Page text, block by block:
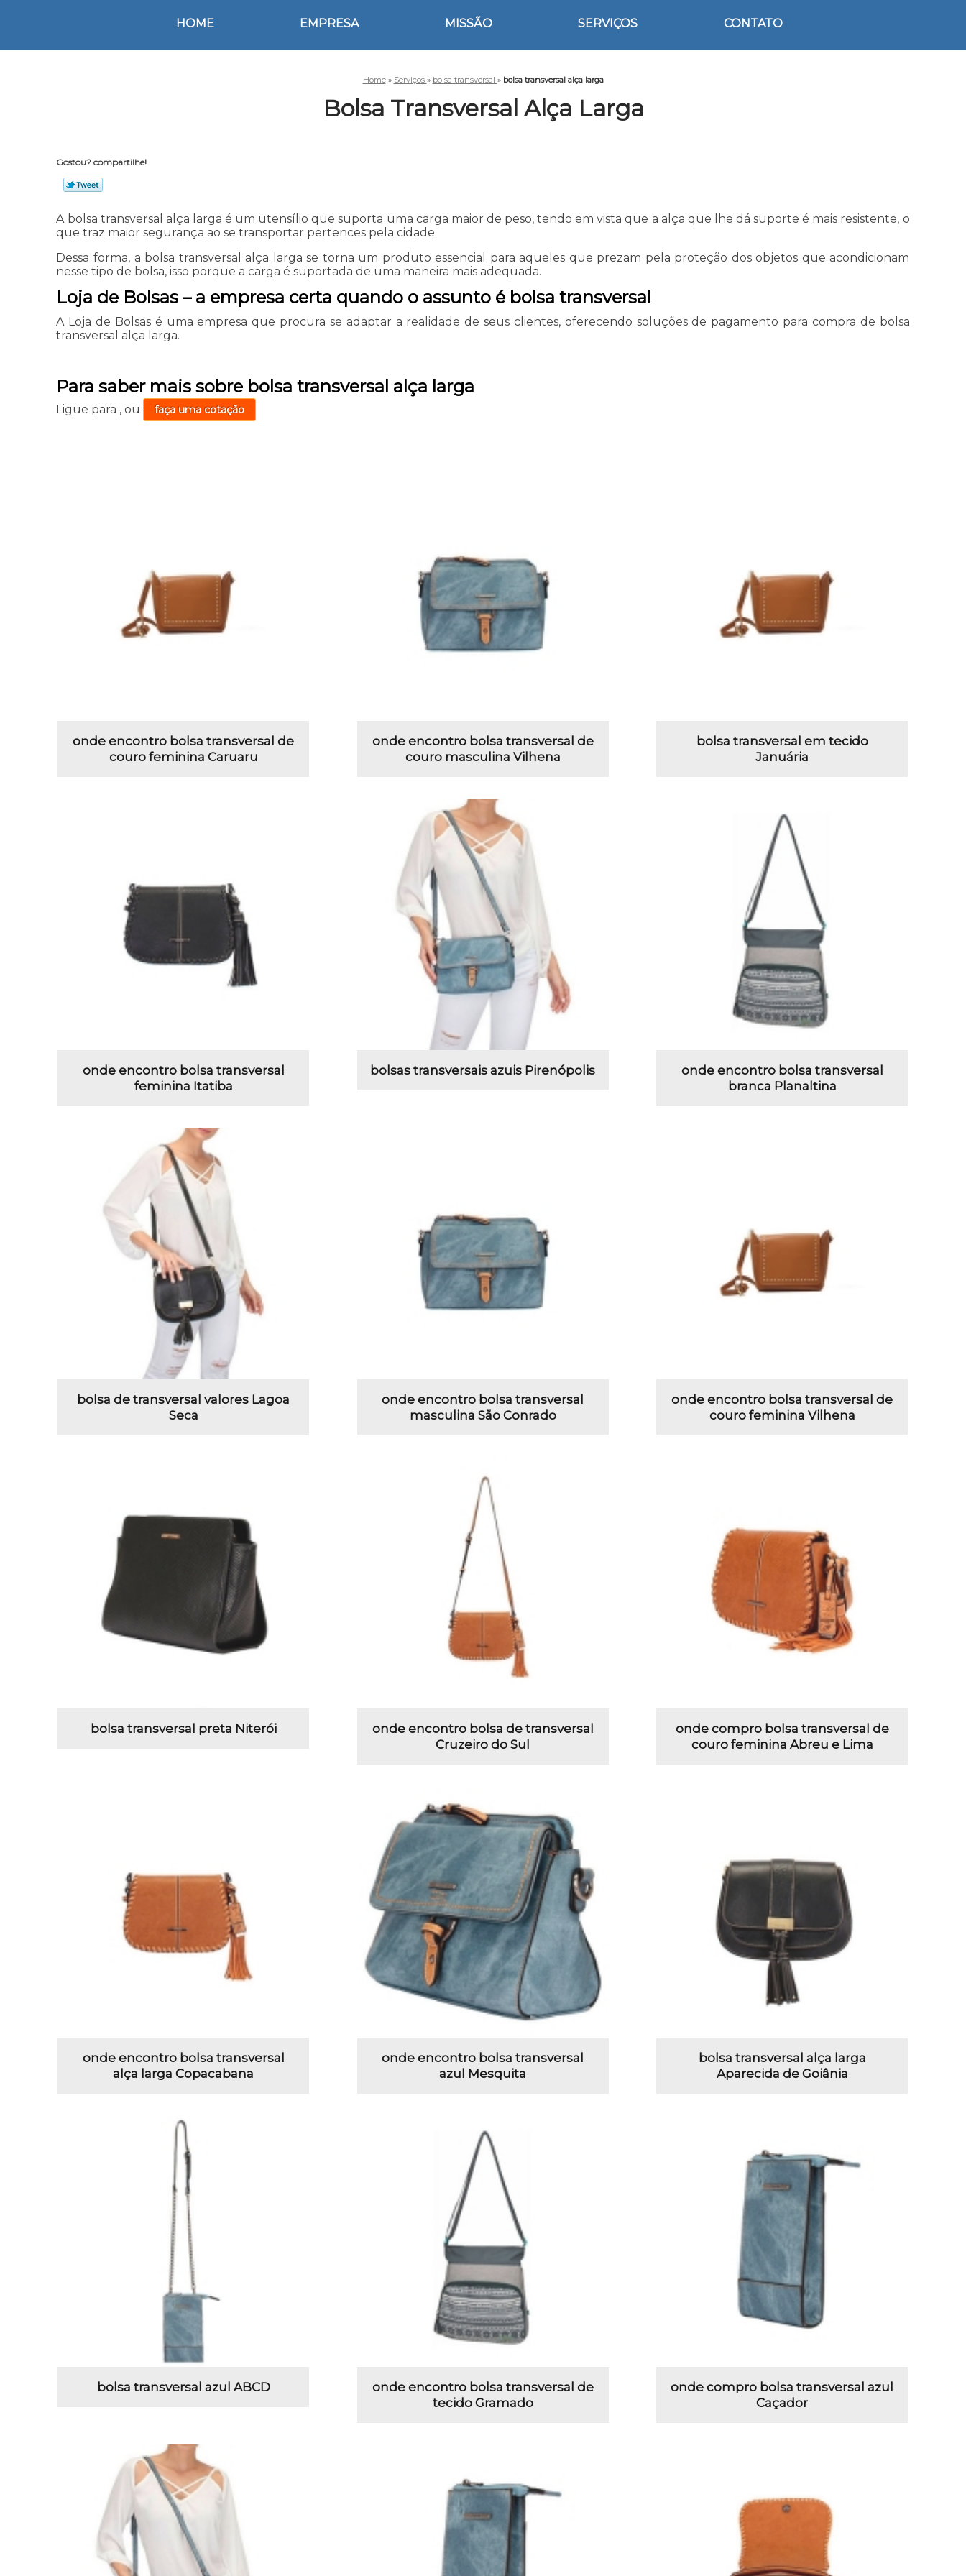
HOME EMPRESA MISSÃO SERVIÇOS CONTATO
Home » Serviços » bolsa transversal » bolsa transversal alça larga
Bolsa Transversal Alça Larga
Gostou? compartilhe!
A bolsa transversal alça larga é um utensílio que suporta uma carga maior de peso, tendo em vista que a alça que lhe dá suporte é mais resistente, o
que traz maior segurança ao se transportar pertences pela cidade.
Dessa forma, a bolsa transversal alça larga se torna um produto essencial para aqueles que prezam pela proteção dos objetos que acondicionam
nesse tipo de bolsa, isso porque a carga é suportada de uma maneira mais adequada.
Loja de Bolsas – a empresa certa quando o assunto é bolsa transversal
A Loja de Bolsas é uma empresa que procura se adaptar a realidade de seus clientes, oferecendo soluções de pagamento para compra de bolsa
transversal alça larga.
Para saber mais sobre bolsa transversal alça larga
Ligue para ,ou faça uma cotação
onde encontro bolsa transversal de
couro feminina Caruaru
onde encontro bolsa transversal de
couro masculina Vilhena
bolsa transversal em tecido
Januária
onde encontro bolsa transversal
feminina Itatiba
bolsas transversais azuis Pirenópolis
onde encontro bolsa transversal
branca Planaltina
bolsa de transversal valores Lagoa
Seca
onde encontro bolsa transversal
masculina São Conrado
onde encontro bolsa transversal de
couro feminina Vilhena
bolsa transversal preta Niterói
onde encontro bolsa de transversal
Cruzeiro do Sul
onde compro bolsa transversal de
couro feminina Abreu e Lima
onde encontro bolsa transversal
alça larga Copacabana
onde encontro bolsa transversal
azul Mesquita
bolsa transversal alça larga
Aparecida de Goiânia
bolsa transversal azul ABCD
onde encontro bolsa transversal de
tecido Gramado
onde compro bolsa transversal azul
Caçador